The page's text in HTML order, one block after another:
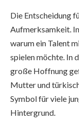
Die Entscheidung
Aufmerksamkeit.
warum ein Talent
spielen möchte. In
große Hoffnung
Mutter und
Symbol für viele
Hintergrund.